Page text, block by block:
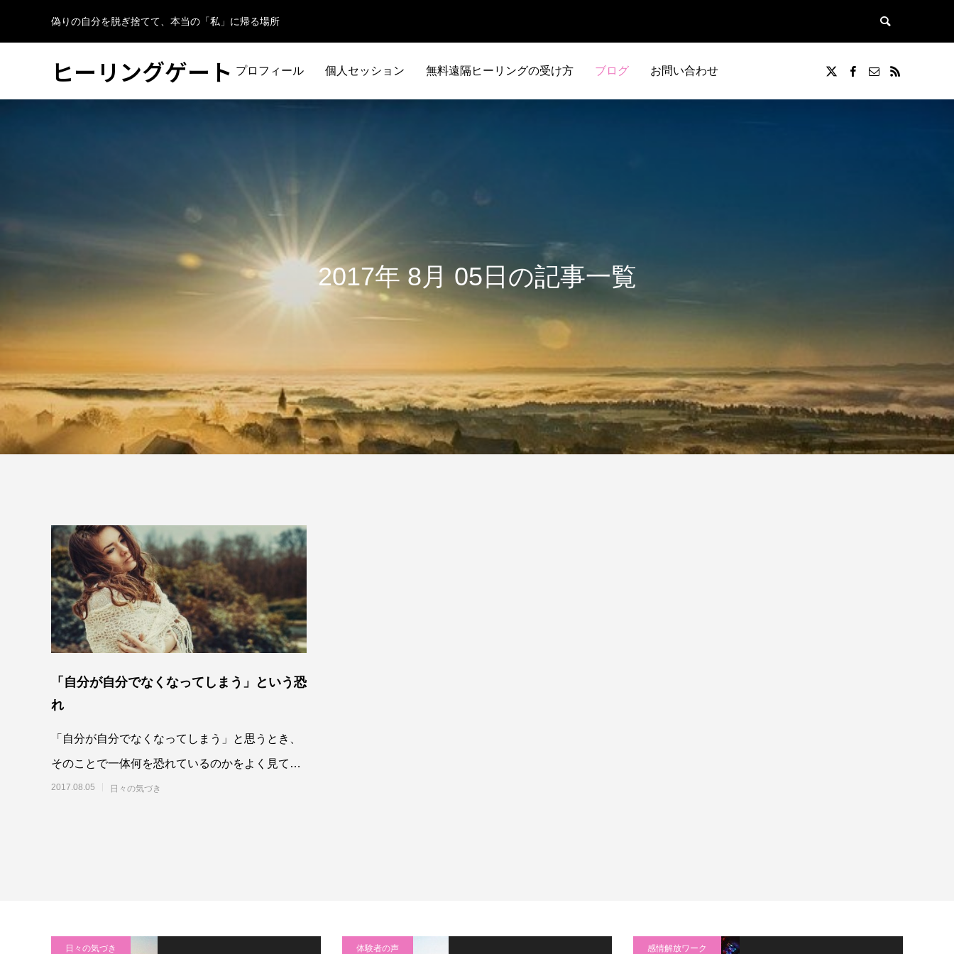
偽りの自分を脱ぎ捨てて、本当の「私」に帰る場所
ヒーリングゲート プロフィール 個人セッション 無料遠隔ヒーリングの受け方 ブログ お問い合わせ
2017年 8月 05日の記事一覧
「自分が自分でなくなってしまう」という恐
れ
「自分が自分でなくなってしまう」と思うとき、
そのことで一体何を恐れているのかをよく見てみ
ることです。体験を否定したりそこから離れてし
2017.08.05 日々の気づき
日々の気づき 体験者の声 感情解放ワーク